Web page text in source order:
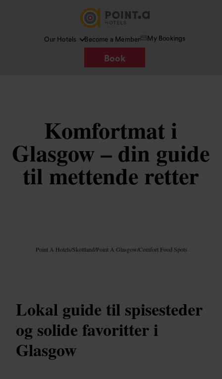
Our Hotels Become a Member My Bookings
Book
Komfortmat i
Glasgow – din guide
til mettende retter
Point A Hotels/Skottland/Point A Glasgow/Comfort Food Spots
Lokal guide til spisesteder
og solide favoritter i
Glasgow